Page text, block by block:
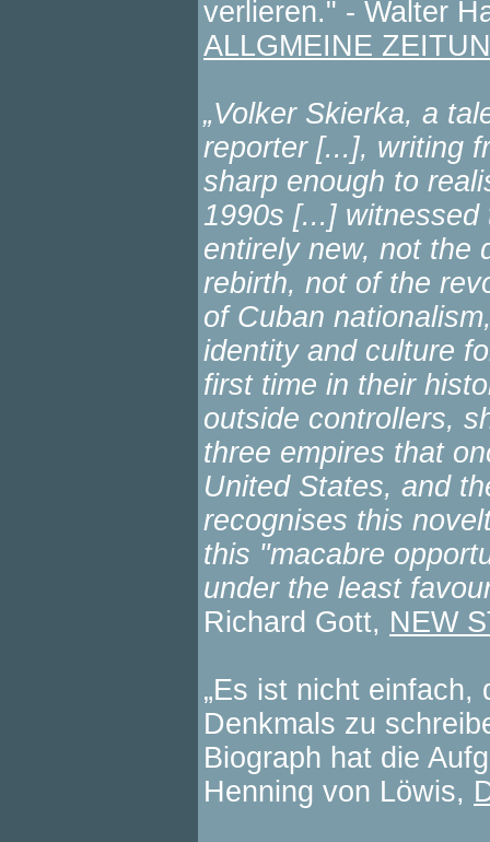
verlieren." - Walter
ALLGMEINE
„Volker Skierka, a
reporter [...], writing
sharp enough to
1990s [...] witnessed
entirely new, not the
rebirth, not of the
of Cuban
identity and culture
first time in their
outside controllers,
three empires that
United States, and
recognises this
this "macabre
under the least
Richard Gott, NEW
„Es ist nicht einfach,
Denkmals zu
Biograph hat die
Henning von Löwis,